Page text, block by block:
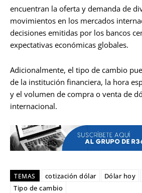
encuentran la oferta y demanda de
movimientos en los mercados
decisiones emitidas por los bancos
expectativas económicas globales.
Adicionalmente, el tipo de cambio
de la institución financiera, la hora
y el volumen de compra o venta de
internacional.
TEMAS cotización dólar Dólar hoy
Tipo de cambio